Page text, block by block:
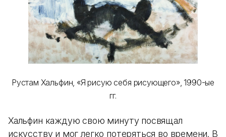
Рустам Хальфин, «Я рисую себя рисующего», 1990-ые
гг.
Хальфин каждую свою минуту посвящал
искусству и мог легко потеряться во времени. В